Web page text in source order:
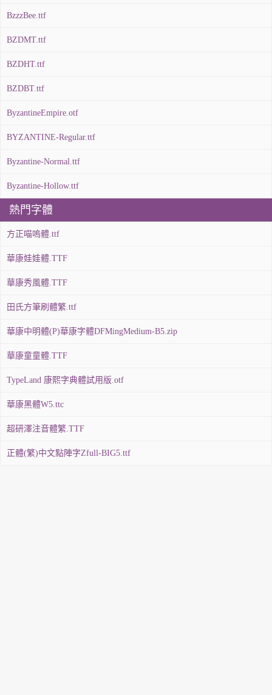
BzzzBee.ttf
BZDMT.ttf
BZDHT.ttf
BZDBT.ttf
ByzantineEmpire.otf
BYZANTINE-Regular.ttf
Byzantine-Normal.ttf
Byzantine-Hollow.ttf
熱門字體
方正喵嗚體.ttf
華康娃娃體.TTF
華康秀風體.TTF
田氏方筆刷體繁.ttf
華康中明體(P)華康字體DFMingMedium-B5.zip
華康童童體.TTF
TypeLand 康熙字典體試用版.otf
華康黑體W5.ttc
超研澤注音體繁.TTF
正體(繁)中文點陣字Zfull-BIG5.ttf